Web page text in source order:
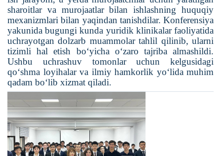
sharoitlar va murojaatlar bilan ishlashning huquqiy
mexanizmlari bilan yaqindan tanishdilar. Konferensiya
yakunida bugungi kunda yuridik klinikalar faoliyatida
uchrayotgan dolzarb muammolar tahlil qilinib, ularni
tizimli hal etish bo‘yicha o‘zaro tajriba almashildi.
Ushbu uchrashuv tomonlar uchun kelgusidagi
qo‘shma loyihalar va ilmiy hamkorlik yo‘lida muhim
qadam bo‘lib xizmat qiladi.